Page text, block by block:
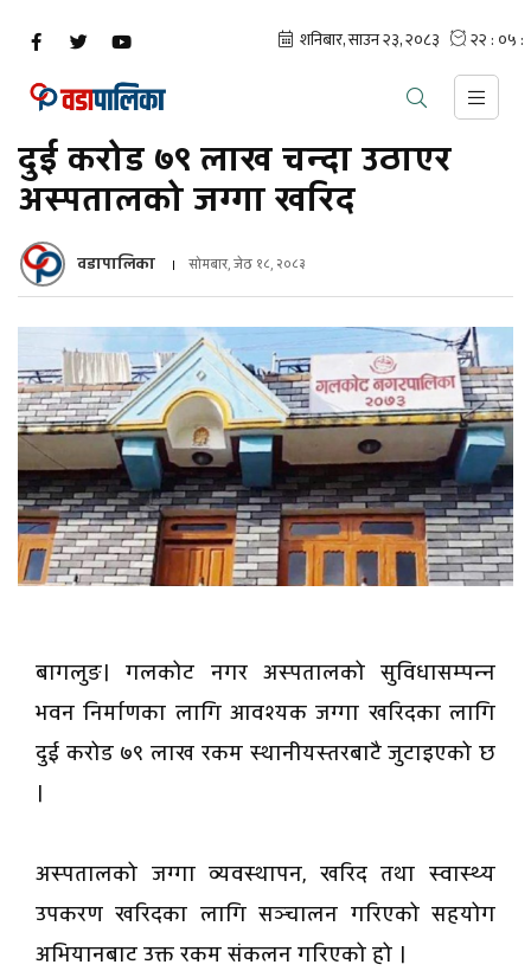
दुई करोड ७९ लाख चन्दा उठाएर
अस्पतालको जग्गा खरिद
वडापालिका सोमबार, जेठ १८, २०८३
बागलुङ। गलकोट नगर अस्पतालको सुविधासम्पन्न
भवन निर्माणका लागि आवश्यक जग्गा खरिदका लागि
दुई करोड ७९ लाख रकम स्थानीयस्तरबाटै जुटाइएको छ
।
अस्पतालको जग्गा व्यवस्थापन, खरिद तथा स्वास्थ्य
उपकरण खरिदका लागि सञ्चालन गरिएको सहयोग
अभियानबाट उक्त रकम संकलन गरिएको हो ।